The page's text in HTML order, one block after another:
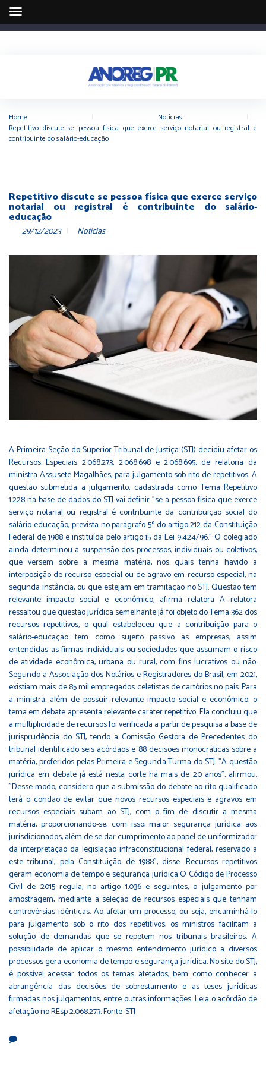
Home Notícias
Repetitivo discute se pessoa física que exerce serviço notarial ou registral é
contribuinte do salário-educação
Repetitivo discute se pessoa física que exerce serviço
notarial ou registral é contribuinte do salário-
educação
29/12/2023 Notícias
A Primeira Seção do Superior Tribunal de Justiça (STJ) decidiu afetar os
Recursos Especiais 2.068.273, 2.068.698 e 2.068.695, de relatoria da
ministra Assusete Magalhães, para julgamento sob rito de repetitivos. A
questão submetida a julgamento, cadastrada como Tema Repetitivo
1.228 na base de dados do STJ vai definir "se a pessoa física que exerce
serviço notarial ou registral é contribuinte da contribuição social do
salário-educação, prevista no parágrafo 5º do artigo 212 da Constituição
Federal de 1988 e instituída pelo artigo 15 da Lei 9.424/96." O colegiado
ainda determinou a suspensão dos processos, individuais ou coletivos,
que versem sobre a mesma matéria, nos quais tenha havido a
interposição de recurso especial ou de agravo em recurso especial, na
segunda instância, ou que estejam em tramitação no STJ. Questão tem
relevante impacto social e econômico, afirma relatora A relatora
ressaltou que questão jurídica semelhante já foi objeto do Tema 362 dos
recursos repetitivos, o qual estabeleceu que a contribuição para o
salário-educação tem como sujeito passivo as empresas, assim
entendidas as firmas individuais ou sociedades que assumam o risco
de atividade econômica, urbana ou rural, com fins lucrativos ou não.
Segundo a Associação dos Notários e Registradores do Brasil, em 2021,
existiam mais de 85 mil empregados celetistas de cartórios no país. Para
a ministra, além de possuir relevante impacto social e econômico, o
tema em debate apresenta relevante caráter repetitivo. Ela concluiu que
a multiplicidade de recursos foi verificada a partir de pesquisa a base de
jurisprudência do STJ, tendo a Comissão Gestora de Precedentes do
tribunal identificado seis acórdãos e 88 decisões monocráticas sobre a
matéria, proferidos pelas Primeira e Segunda Turma do STJ. "A questão
jurídica em debate já está nesta corte há mais de 20 anos", afirmou.
"Desse modo, considero que a submissão do debate ao rito qualificado
terá o condão de evitar que novos recursos especiais e agravos em
recursos especiais subam ao STJ, com o fim de discutir a mesma
matéria, proporcionando-se, com isso, maior segurança jurídica aos
jurisdicionados, além de se dar cumprimento ao papel de uniformizador
da interpretação da legislação infraconstitucional federal, reservado a
este tribunal, pela Constituição de 1988", disse. Recursos repetitivos
geram economia de tempo e segurança jurídica O Código de Processo
Civil de 2015 regula, no artigo 1.036 e seguintes, o julgamento por
amostragem, mediante a seleção de recursos especiais que tenham
controvérsias idênticas. Ao afetar um processo, ou seja, encaminhá-lo
para julgamento sob o rito dos repetitivos, os ministros facilitam a
solução de demandas que se repetem nos tribunais brasileiros. A
possibilidade de aplicar o mesmo entendimento jurídico a diversos
processos gera economia de tempo e segurança jurídica. No site do STJ,
é possível acessar todos os temas afetados, bem como conhecer a
abrangência das decisões de sobrestamento e as teses jurídicas
firmadas nos julgamentos, entre outras informações. Leia o acórdão de
afetação no REsp 2.068.273. Fonte:STJ